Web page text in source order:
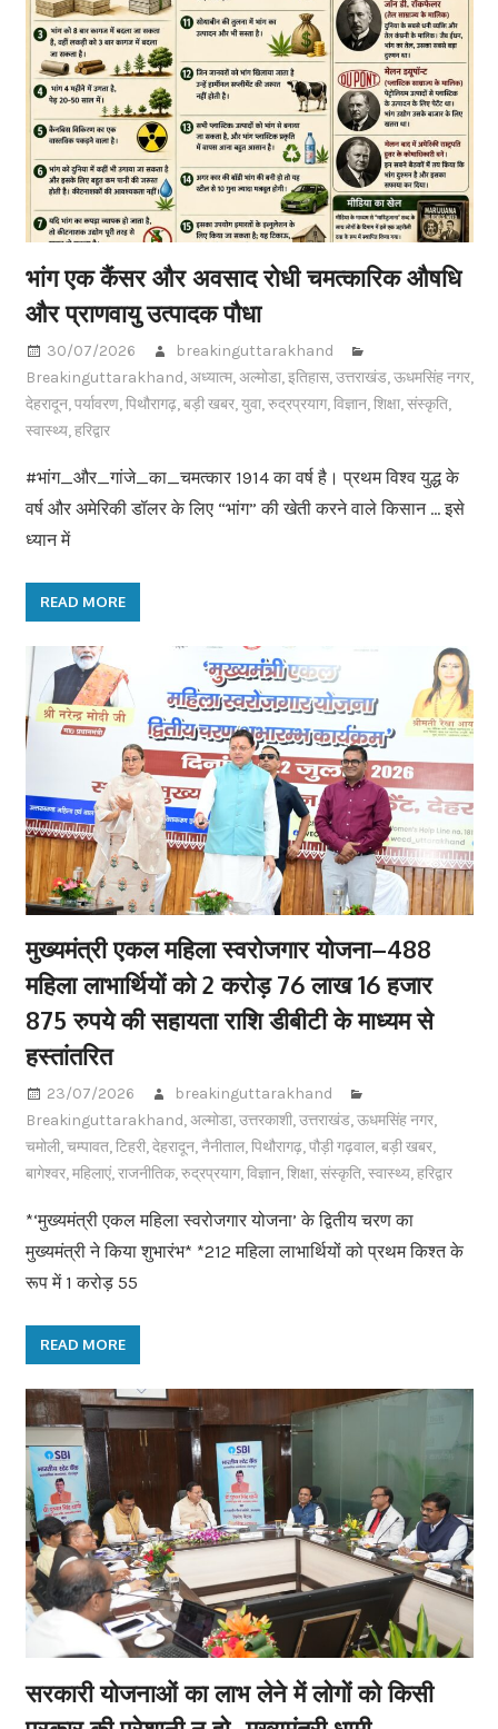
भांग एक कैंसर और अवसाद रोधी चमत्कारिक औषधि
और प्राणवायु उत्पादक पौधा
30/07/2026
breakinguttarakhand
Breakinguttarakhand,अध्यात्म,अल्मोडा,इतिहास,उत्तराखंड,ऊधमसिंह नगर,
देहरादून,पर्यावरण,पिथौरागढ़,बड़ी खबर,युवा,रुद्रप्रयाग,विज्ञान,शिक्षा,संस्कृति,
स्वास्थ्य,हरिद्वार
#भांग_और_गांजे_का_चमत्कार 1914 का वर्ष है। प्रथम विश्व युद्ध के
वर्ष और अमेरिकी डॉलर के लिए “भांग” की खेती करने वाले किसान … इसे
ध्यान में
READ MORE
मुख्यमंत्री एकल महिला स्वरोजगार योजना–488
महिला लाभार्थियों को 2 करोड़ 76 लाख 16 हजार
875 रुपये की सहायता राशि डीबीटी के माध्यम से
हस्तांतरित
23/07/2026
breakinguttarakhand
Breakinguttarakhand,अल्मोडा,उत्तरकाशी,उत्तराखंड,ऊधमसिंह नगर,
चमोली,चम्पावत,टिहरी,देहरादून,नैनीताल,पिथौरागढ़,पौड़ी गढ़वाल,बड़ी खबर,
बागेश्वर,महिलाएं,राजनीतिक,रुद्रप्रयाग,विज्ञान,शिक्षा,संस्कृति,स्वास्थ्य,हरिद्वार
*‘मुख्यमंत्री एकल महिला स्वरोजगार योजना’ के द्वितीय चरण का
मुख्यमंत्री ने किया शुभारंभ* *212 महिला लाभार्थियों को प्रथम किश्त के
रूप में 1 करोड़ 55
READ MORE
सरकारी योजनाओं का लाभ लेने में लोगों को किसी